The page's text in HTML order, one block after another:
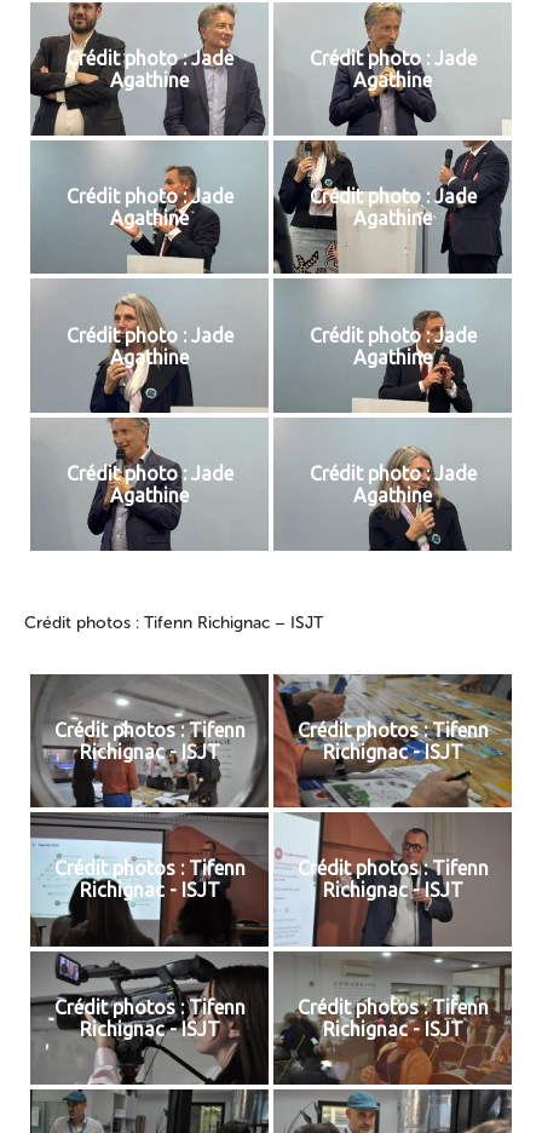
Crédit photo : Jade
Agathine
Crédit photo : Jade
Agathine
Crédit photo : Jade
Agathine
Crédit photo : Jade
Agathine
Crédit photo : Jade
Agathine
Crédit photo : Jade
Agathine
Crédit photo : Jade
Agathine
Crédit photo : Jade
Agathine
Crédit photos : Tifenn Richignac – ISJT
Crédit photos : Tifenn
Richignac - ISJT
Crédit photos : Tifenn
Richignac - ISJT
Crédit photos : Tifenn
Richignac - ISJT
Crédit photos : Tifenn
Richignac - ISJT
Crédit photos : Tifenn
Richignac - ISJT
Crédit photos : Tifenn
Richignac - ISJT